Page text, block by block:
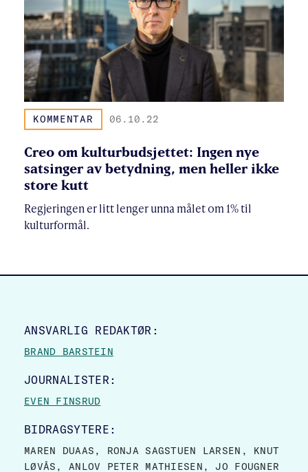
KOMMENTAR 06.10.22
Creo om kulturbudsjettet: Ingen nye
satsinger av betydning, men heller ikke
store kutt
Regjeringen er litt lenger unna målet om 1% til
kulturformål.
SITE FOOTER
ANSVARLIG REDAKTØR:
BRAND BARSTEIN
JOURNALISTER:
EVEN FINSRUD
BIDRAGSYTERE:
MAREN DUAAS, RONJA SAGSTUEN LARSEN, KNUT
LØVÅS, ANLOV PETER MATHIESEN, JO FOUGNER